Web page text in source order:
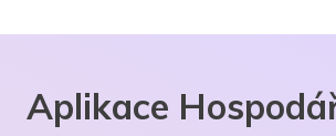
Aplikace